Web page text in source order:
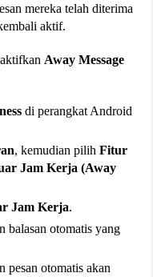
mereka telah diterima
aktif.
Away Message
di perangkat Android
, kemudian pilihFitur
Jam Kerja (Away
Jam Kerja.
balasan otomatis yang
pesan otomatis akan